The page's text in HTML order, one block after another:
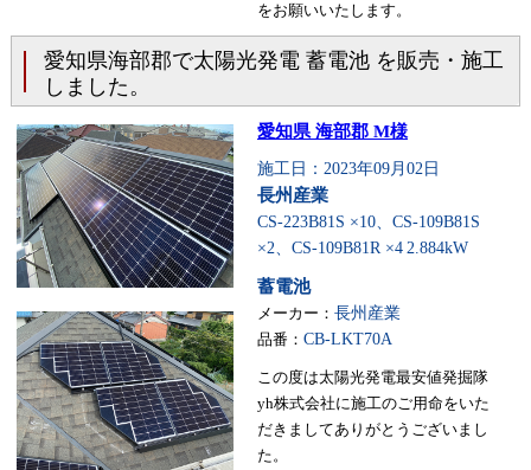
をお願いいたします。
愛知県海部郡で太陽光発電 蓄電池 を販売・施工
しました。
愛知県 海部郡 M様
施工日：2023年09月02日
長州産業
CS-223B81S ×10、CS-109B81S
×2、CS-109B81R ×4 2.884kW
蓄電池
メーカー： 長州産業
品番： CB-LKT70A
この度は太陽光発電最安値発掘隊
yh株式会社に施工のご用命をいた
だきましてありがとうございまし
た。